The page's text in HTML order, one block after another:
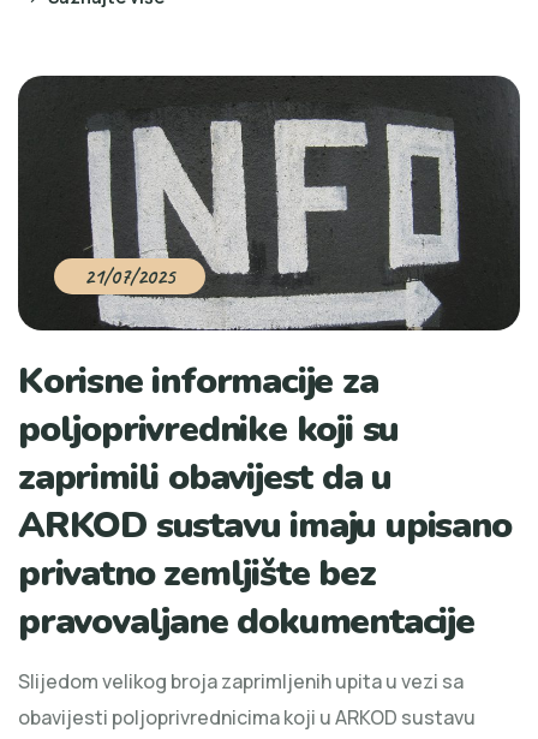
21/07/2025
Korisne informacije za
poljoprivrednike koji su
zaprimili obavijest da u
ARKOD sustavu imaju upisano
privatno zemljište bez
pravovaljane dokumentacije
Slijedom velikog broja zaprimljenih upita u vezi sa
obavijesti poljoprivrednicima koji u ARKOD sustavu